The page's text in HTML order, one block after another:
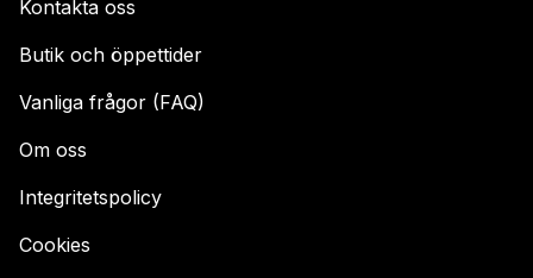
Kontakta oss
Butik och öppettider
Vanliga frågor (FAQ)
Om oss
Integritetspolicy
Cookies